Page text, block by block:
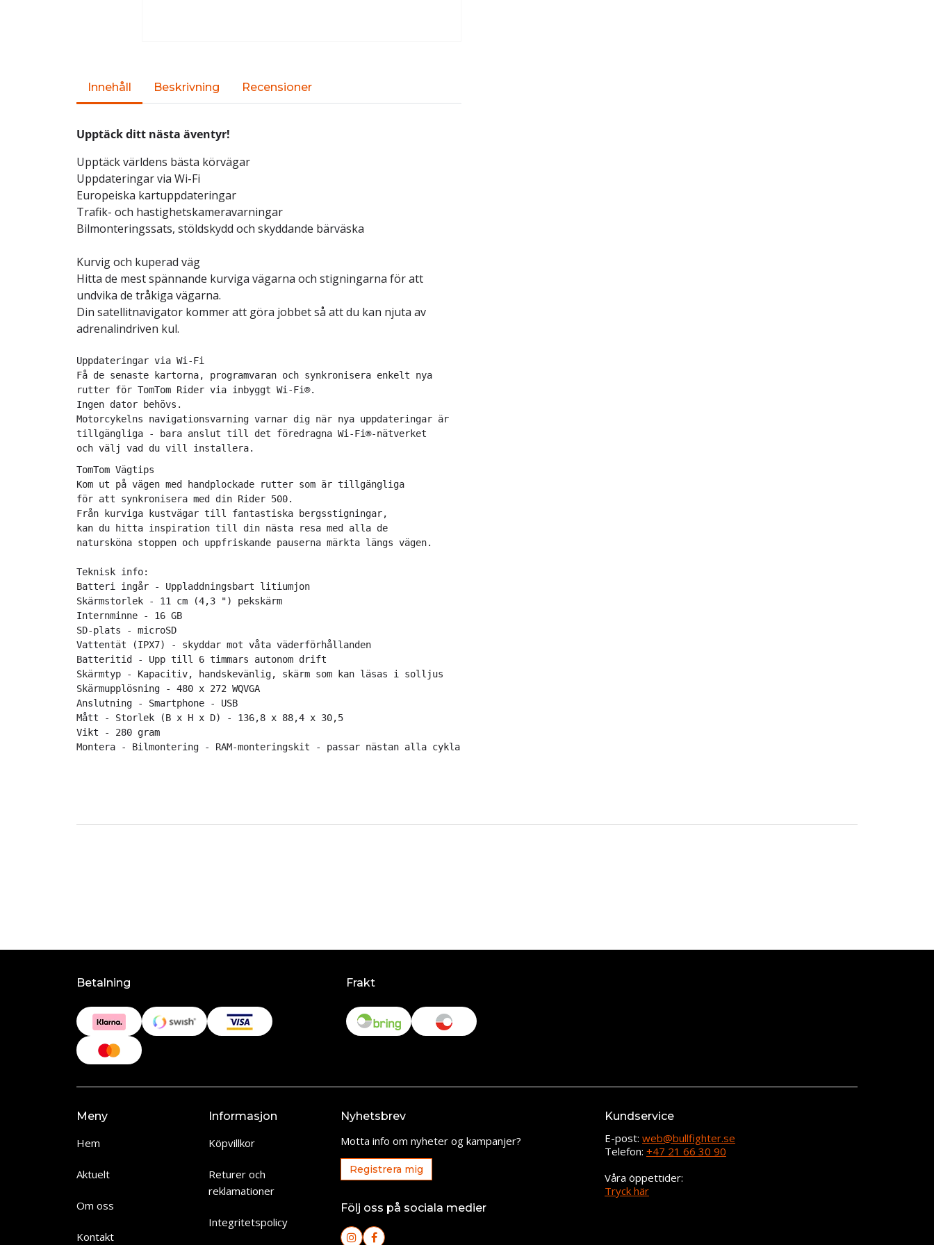
Innehåll Beskrivning Recensioner
Upptäck ditt nästa äventyr!
Upptäck världens bästa körvägar
Uppdateringar via Wi-Fi
Europeiska kartuppdateringar
Trafik- och hastighetskameravarningar
Bilmonteringssats, stöldskydd och skyddande bärväska
Kurvig och kuperad väg
Hitta de mest spännande kurviga vägarna och stigningarna för att
undvika de tråkiga vägarna.
Din satellitnavigator kommer att göra jobbet så att du kan njuta av
adrenalindriven kul.
Uppdateringar via Wi-Fi
Få de senaste kartorna, programvaran och synkronisera enkelt nya
rutter för TomTom Rider via inbyggt Wi-Fi®.
Ingen dator behövs.
Motorcykelns navigationsvarning varnar dig när nya uppdateringar är
tillgängliga - bara anslut till det föredragna Wi-Fi®-nätverket
och välj vad du vill installera.
TomTom Vägtips
Kom ut på vägen med handplockade rutter som är tillgängliga
för att synkronisera med din Rider 500.
Från kurviga kustvägar till fantastiska bergsstigningar,
kan du hitta inspiration till din nästa resa med alla de
natursköna stoppen och uppfriskande pauserna märkta längs vägen.
Teknisk info:
Batteri ingår - Uppladdningsbart litiumjon
Skärmstorlek - 11 cm (4,3 ") pekskärm
Internminne - 16 GB
SD-plats - microSD
Vattentät (IPX7) - skyddar mot våta väderförhållanden
Batteritid - Upp till 6 timmars autonom drift
Skärmtyp - Kapacitiv, handskevänlig, skärm som kan läsas i solljus
Skärmupplösning - 480 x 272 WQVGA
Anslutning - Smartphone - USB
Mått - Storlek (B x H x D) - 136,8 x 88,4 x 30,5
Vikt - 280 gram
Montera - Bilmontering - RAM-monteringskit - passar nästan alla cyklar
Betalning Frakt
Meny
Hem
Aktuelt
Om oss
Kontakt
Informasjon
Köpvillkor
Returer och
reklamationer
Integritetspolicy
Nyhetsbrev
Motta info om nyheter og kampanjer?
Registrera mig
Följ oss på sociala medier
Kundservice
E-post: web@bullfighter.se
Telefon: +47 21 66 30 90
Våra öppettider:
Tryck här